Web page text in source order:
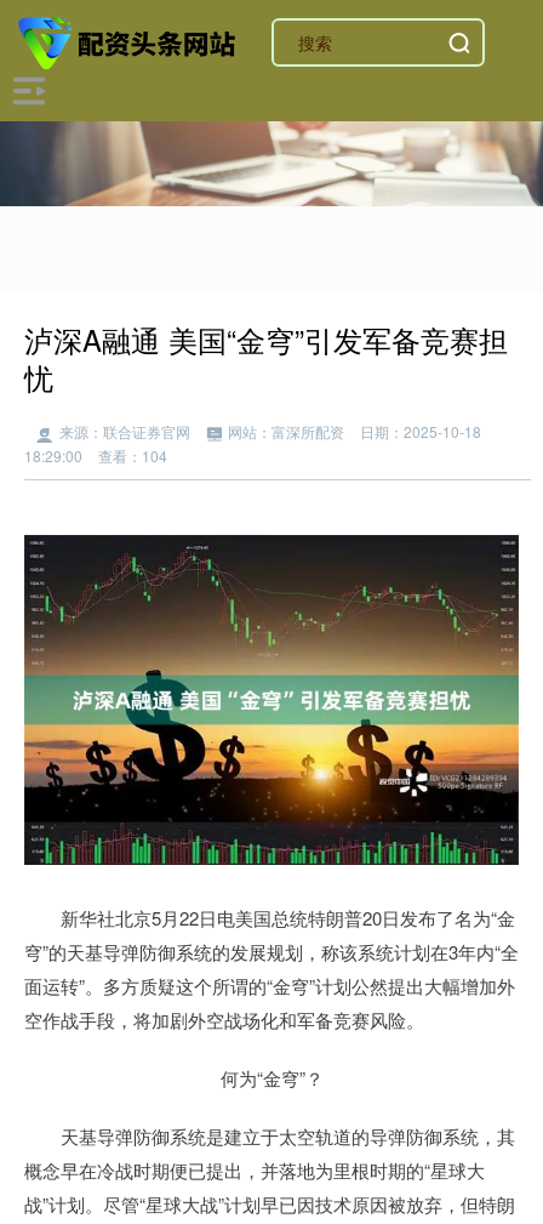
泸深A融通 美国“金穹”引发军备竞赛担
忧
来源：联合证券官网 网站：富深所配资
日期：2025-10-18
18:29:00
查看：104
新华社北京5月22日电美国总统特朗普20日发布了名为“金
穹”的天基导弹防御系统的发展规划，称该系统计划在3年内“全
面运转”。多方质疑这个所谓的“金穹”计划公然提出大幅增加外
空作战手段，将加剧外空战场化和军备竞赛风险。
何为“金穹”？
天基导弹防御系统是建立于太空轨道的导弹防御系统，其
概念早在冷战时期便已提出，并落地为里根时期的“星球大
战”计划。尽管“星球大战”计划早已因技术原因被放弃，但特朗